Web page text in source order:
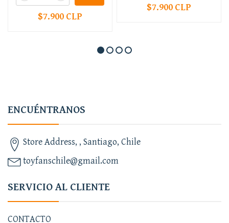
$7.900 CLP
$7.900 CLP
ENCUÉNTRANOS
Store Address, , Santiago, Chile
toyfanschile@gmail.com
SERVICIO AL CLIENTE
CONTACTO